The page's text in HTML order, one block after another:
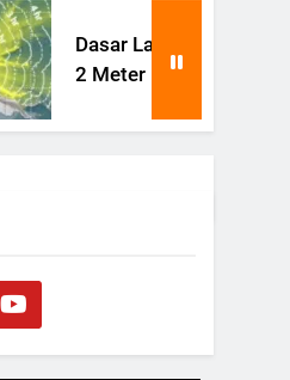
Laut Filipina Terangkat
Pasca Gempa Besar